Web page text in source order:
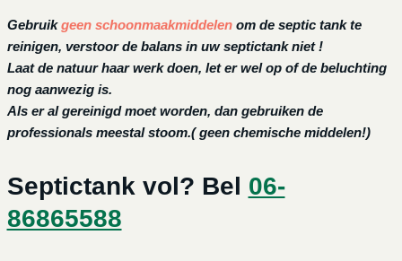
Gebruikgeen schoonmaakmiddelen om de septic tank te
reinigen, verstoor de balans in uw septictank niet !
Laat de natuur haar werk doen, let er wel op of de beluchting
nog aanwezig is.
Als er al gereinigd moet worden, dan gebruiken de
professionals meestal stoom.( geen chemische middelen!)
Septictank vol? Bel 06-
86865588